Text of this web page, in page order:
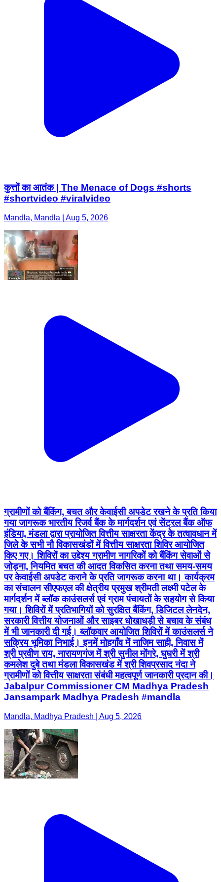
कुत्तों का आतंक | The Menace of Dogs #shorts
#shortvideo #viralvideo
Mandla, Mandla | Aug 5, 2026
ग्रामीणों को बैंकिंग, बचत और केवाईसी अपडेट रखने के प्रति किया
गया जागरूक भारतीय रिजर्व बैंक के मार्गदर्शन एवं सेंट्रल बैंक ऑफ
इंडिया, मंडला द्वारा प्रायोजित वित्तीय साक्षरता केंद्र के तत्वावधान में
जिले के सभी नौ विकासखंडों में वित्तीय साक्षरता शिविर आयोजित
किए गए। शिविरों का उद्देश्य ग्रामीण नागरिकों को बैंकिंग सेवाओं से
जोड़ना, नियमित बचत की आदत विकसित करना तथा समय-समय
पर केवाईसी अपडेट कराने के प्रति जागरूक करना था। कार्यक्रम
का संचालन सीएफएल की क्षेत्रीय प्रमुख श्रीमती लक्ष्मी पटेल के
मार्गदर्शन में ब्लॉक काउंसलर्स एवं ग्राम पंचायतों के सहयोग से किया
गया। शिविरों में प्रतिभागियों को सुरक्षित बैंकिंग, डिजिटल लेनदेन,
सरकारी वित्तीय योजनाओं और साइबर धोखाधड़ी से बचाव के संबंध
में भी जानकारी दी गई। ब्लॉकवार आयोजित शिविरों में काउंसलर्स ने
सक्रिय भूमिका निभाई। इनमें मोहगाँव में नाजिम साही, निवास में
श्री प्रवीण राय, नारायणगंज में श्री सुनील मोंगरे, घुघरी में श्री
कमलेश दुबे तथा मंडला विकासखंड में श्री शिवप्रसाद नंदा ने
ग्रामीणों को वित्तीय साक्षरता संबंधी महत्वपूर्ण जानकारी प्रदान की।
Jabalpur Commissioner CM Madhya Pradesh
Jansampark Madhya Pradesh #mandla
Mandla, Madhya Pradesh | Aug 5, 2026